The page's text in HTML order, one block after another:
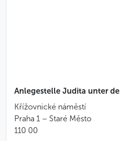
Anlegestelle Judita unter
Křížovnické náměstí
Praha 1 – Staré Město
110 00